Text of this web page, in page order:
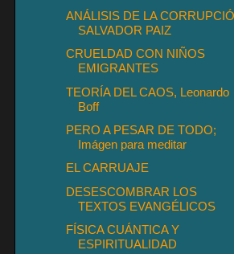
ANÁLISIS DE LA
SALVADOR PAIZ
CRUELDAD CON NIÑOS
EMIGRANTES
TEORÍA DEL CAOS, Leonardo
Boff
PERO A PESAR DE TODO;
Imágen para meditar
EL CARRUAJE
DESESCOMBRAR LOS
TEXTOS EVANGÉLICOS
FÍSICA CUÁNTICA Y
ESPIRITUALIDAD